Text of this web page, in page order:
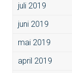
juli 2019
juni 2019
mai 2019
april 2019